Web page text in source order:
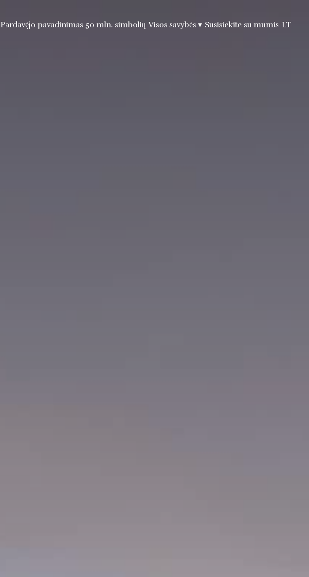
Pardavėjo pavadinimas 50 mln. simbolių Visos savybės ▾ Susisiekite su mumis LT